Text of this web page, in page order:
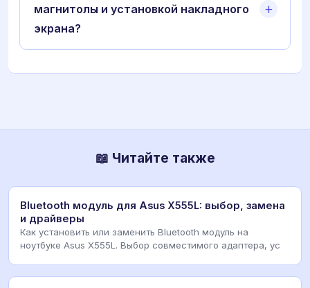
магнитолы и установкой накладного
экрана?
📖 Читайте также
Bluetooth модуль для Asus X555L: выбор, замена
и драйверы
Как установить или заменить Bluetooth модуль на
ноутбуке Asus X555L. Выбор совместимого адаптера, ус